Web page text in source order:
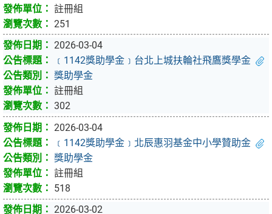
註冊組
251
2026-03-04
﹝1142獎助學金﹞台北上城扶輪社飛鷹獎學金
獎助學金
註冊組
302
2026-03-04
﹝1142獎助學金﹞北辰惠羽基金中小學贊助金
獎助學金
註冊組
518
2026-03-02